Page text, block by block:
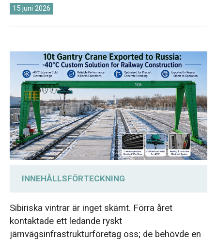
15 juni 2026
INNEHÅLLSFÖRTECKNING
Möter kundernas behov: En portalkran
konstruerad för sibiriska vintrar
Sibiriska vintrar är inget skämt. Förra året
kontaktade ett ledande ryskt
järnvägsinfrastrukturföretag oss; de behövde en